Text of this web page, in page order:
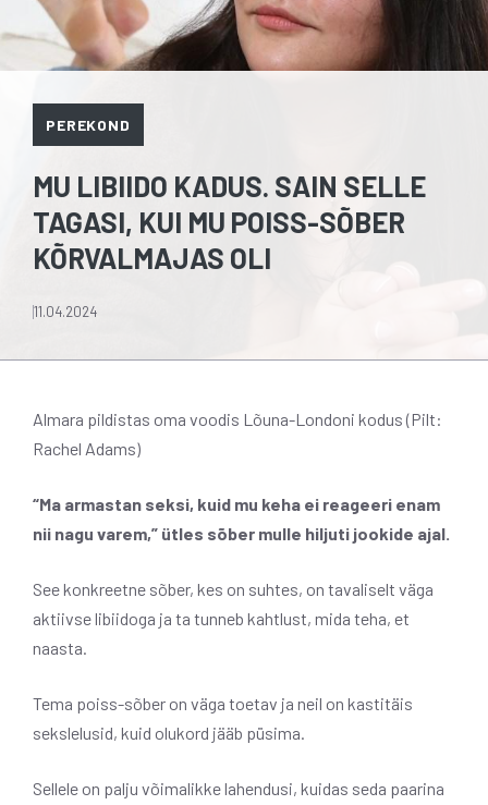
PEREKOND
MU LIBIIDO KADUS. SAIN SELLE
TAGASI, KUI MU POISS-SÕBER
KÕRVALMAJAS OLI
11.04.2024
Almara pildistas oma voodis Lõuna-Londoni kodus (Pilt:
Rachel Adams)
“Ma armastan seksi, kuid mu keha ei reageeri enam
nii nagu varem,” ütles sõber mulle hiljuti jookide ajal.
See konkreetne sõber, kes on suhtes, on tavaliselt väga
aktiivse libiidoga ja ta tunneb kahtlust, mida teha, et
naasta.
Tema poiss-sõber on väga toetav ja neil on kastitäis
sekslelusid, kuid olukord jääb püsima.
Sellele on palju võimalikke lahendusi, kuidas seda paarina